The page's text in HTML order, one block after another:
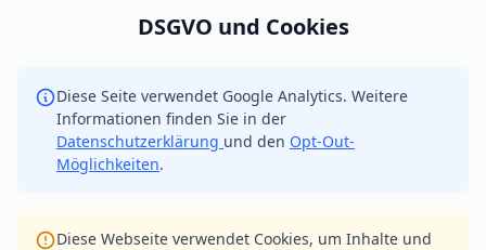
DSGVO und Cookies
Diese Seite verwendet Google Analytics. Weitere
Informationen finden Sie in der
Datenschutzerklärung und den Opt-Out-
Möglichkeiten.
Diese Webseite verwendet Cookies, um Inhalte und